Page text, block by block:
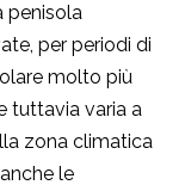
penisola
per periodi di
molto più
tuttavia varia a
zona climatica
le